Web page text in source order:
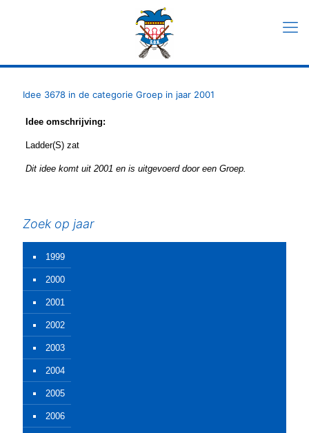
Idee 3678 in de categorie Groep in jaar 2001
Idee omschrijving:
Ladder(S) zat
Dit idee komt uit 2001 en is uitgevoerd door een Groep.
Zoek op jaar
1999
2000
2001
2002
2003
2004
2005
2006